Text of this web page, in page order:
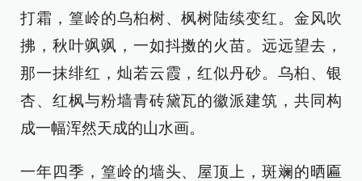
打霜，篁岭的乌桕树、枫树陆续变红。金风吹
拂，秋叶飒飒，一如抖擞的火苗。远远望去，
那一抹绯红，灿若云霞，红似丹砂。乌桕、银
杏、红枫与粉墙青砖黛瓦的徽派建筑，共同构
成一幅浑然天成的山水画。
一年四季，篁岭的墙头、屋顶上，斑斓的晒匾